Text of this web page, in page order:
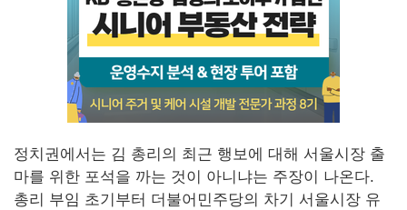
정치권에서는 김 총리의 최근 행보에 대해 서울시장 출
마를 위한 포석을 까는 것이 아니냐는 주장이 나온다.
총리 부임 초기부터 더불어민주당의 차기 서울시장 유